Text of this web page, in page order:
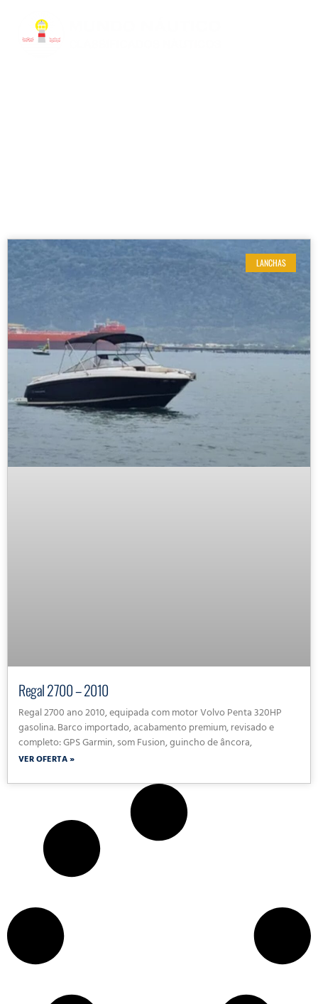
LANCHAS
Regal 2700 – 2010
Regal 2700 ano 2010, equipada com motor Volvo Penta 320HP
gasolina. Barco importado, acabamento premium, revisado e
completo: GPS Garmin, som Fusion, guincho de âncora,
VER OFERTA »